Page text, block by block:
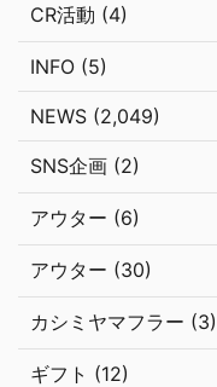
CR活動 (4)
INFO (5)
NEWS (2,049)
SNS企画 (2)
アウター (6)
アウター (30)
カシミヤマフラー (3)
ギフト (12)